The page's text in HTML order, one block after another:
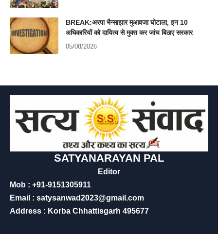
BREAK:अरपा भैन्साझार मुआवजा घोटाला, इन 10
अधिकारियों को दायित्व से मुक्त कर जांच बिठाए सरकार
05/08/2026
SATYANARAYAN PAL
Editor
Mob : +91-9151305911
Email : satysanwad2023@gmail.com
Address : Korba Chhattisgarh 495677